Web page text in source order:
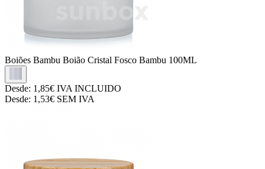
Boiões Bambu Boião Cristal Fosco Bambu 100ML
Desde: 1,85€ IVA INCLUIDO
Desde: 1,53€ SEM IVA